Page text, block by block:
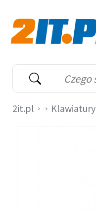
Wyszukiwarka
Słowo kluczowe
2it.pl